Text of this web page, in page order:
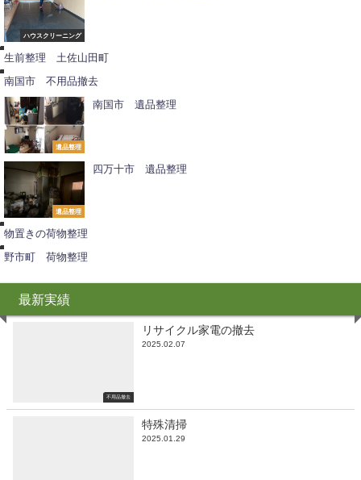
ハウスクリーニング
生前整理 土佐山田町
南国市 不用品撤去
遺品整理
南国市 遺品整理
遺品整理
四万十市 遺品整理
物置きの荷物整理
野市町 荷物整理
最新実績
不用品撤去
リサイクル家電の撤去
2025.02.07
特殊清掃
2025.01.29